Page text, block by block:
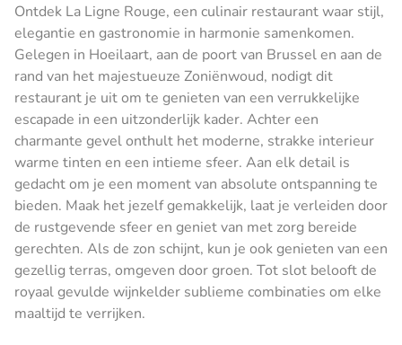
Ontdek La Ligne Rouge, een culinair restaurant waar stijl,
elegantie en gastronomie in harmonie samenkomen.
Gelegen in Hoeilaart, aan de poort van Brussel en aan de
rand van het majestueuze Zoniënwoud, nodigt dit
restaurant je uit om te genieten van een verrukkelijke
escapade in een uitzonderlijk kader. Achter een
charmante gevel onthult het moderne, strakke interieur
warme tinten en een intieme sfeer. Aan elk detail is
gedacht om je een moment van absolute ontspanning te
bieden. Maak het jezelf gemakkelijk, laat je verleiden door
de rustgevende sfeer en geniet van met zorg bereide
gerechten. Als de zon schijnt, kun je ook genieten van een
gezellig terras, omgeven door groen. Tot slot belooft de
royaal gevulde wijnkelder sublieme combinaties om elke
maaltijd te verrijken.